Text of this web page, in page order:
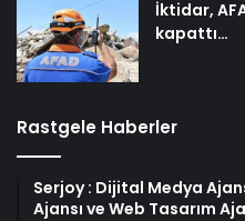
İktidar,
kapattı…
Rastgele Haberler
Serjoy : Dijital Medya
Ajansı ve Web Tasarım